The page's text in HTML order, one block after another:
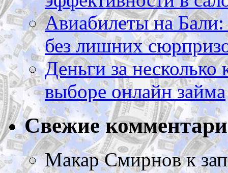
Авиабилеты на Бали:
без лишних
Деньги за
выборе онлайн займа
Свежие
Макар Смирновк